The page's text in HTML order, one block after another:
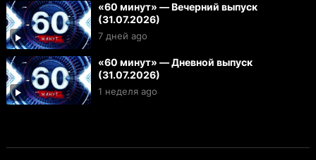
«60 минут» — Вечерний выпуск
(31.07.2026)
7 дней ago
«60 минут» — Дневной выпуск
(31.07.2026)
1 неделя ago